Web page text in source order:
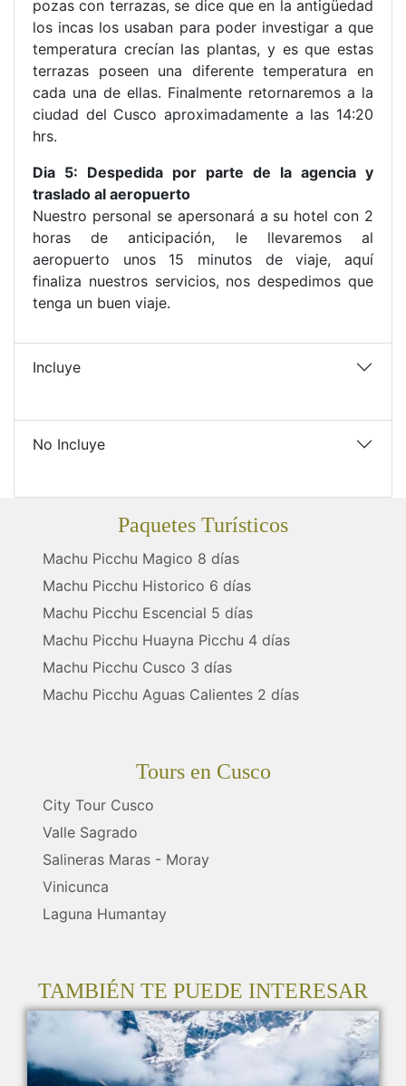
pozas con terrazas, se dice que en la antigüedad
los incas los usaban para poder investigar a que
temperatura crecían las plantas, y es que estas
terrazas poseen una diferente temperatura en
cada una de ellas. Finalmente retornaremos a la
ciudad del Cusco aproximadamente a las 14:20
hrs.
Dia 5: Despedida por parte de la agencia y
traslado al aeropuerto
Nuestro personal se apersonará a su hotel con 2
horas de anticipación, le llevaremos al
aeropuerto unos 15 minutos de viaje, aquí
finaliza nuestros servicios, nos despedimos que
tenga un buen viaje.
Incluye
No Incluye
Paquetes Turísticos
Machu Picchu Magico 8 días
Machu Picchu Historico 6 días
Machu Picchu Escencial 5 días
Machu Picchu Huayna Picchu 4 días
Machu Picchu Cusco 3 días
Machu Picchu Aguas Calientes 2 días
Tours en Cusco
City Tour Cusco
Valle Sagrado
Salineras Maras - Moray
Vinicunca
Laguna Humantay
TAMBIÉN TE PUEDE INTERESAR